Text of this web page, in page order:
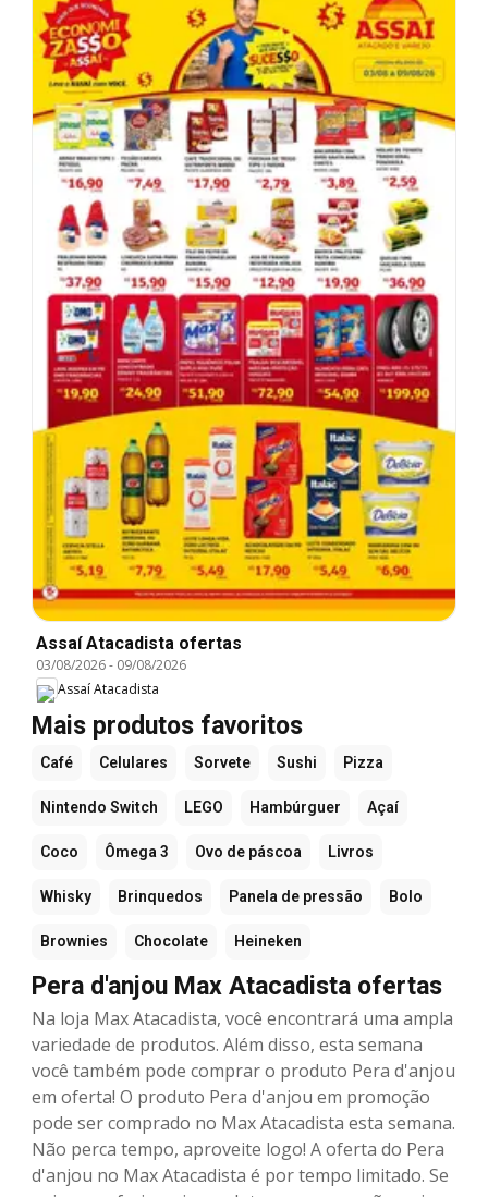
Assaí Atacadista ofertas
03/08/2026- 09/08/2026
Assaí Atacadista
Mais produtos favoritos
Café Celulares Sorvete Sushi Pizza
Nintendo Switch LEGO Hambúrguer Açaí
Coco Ômega 3 Ovo de páscoa Livros
Whisky Brinquedos Panela de pressão Bolo
Brownies Chocolate Heineken
Pera d'anjou Max Atacadista ofertas
Na loja Max Atacadista, você encontrará uma ampla
variedade de produtos. Além disso, esta semana
você também pode comprar o produto Pera d'anjou
em oferta! O produto Pera d'anjou em promoção
pode ser comprado no Max Atacadista esta semana.
Não perca tempo, aproveite logo! A oferta do Pera
d'anjou no Max Atacadista é por tempo limitado. Se